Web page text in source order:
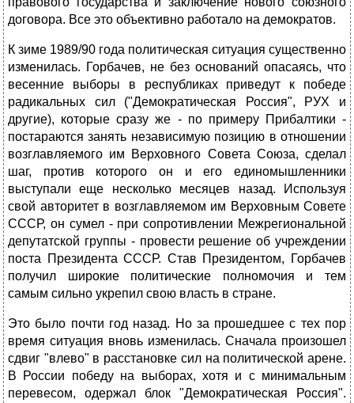
договора. Все это объективно работало на демократов.
К зиме 1989/90 года политическая ситуация существенно
изменилась. Горбачев, не без оснований опасаясь, что
весенние выборы в республиках приведут к победе
радикальных сил ("Демократическая Россия", РУХ и
другие), которые сразу же - по примеру Прибалтики -
постараются занять независимую позицию в отношении
возглавляемого им Верховного Совета Союза, сделал
шаг, против которого он и его единомышленники
выступали еще несколько месяцев назад. Используя
свой авторитет в возглавляемом им Верховным Совете
СССР, он сумел - при сопротивлении Межрегиональной
депутатской группы - провести решение об учреждении
поста Президента СССР. Став Президентом, Горбачев
получил широкие политические полномочия и тем
самым сильно укрепил свою власть в стране.
Это было почти год назад. Но за прошедшее с тех пор
время ситуация вновь изменилась. Сначала произошел
сдвиг "влево" в расстановке сил на политической арене.
В России победу на выборах, хотя и с минимальным
перевесом, одержал блок "Демократическая Россия".